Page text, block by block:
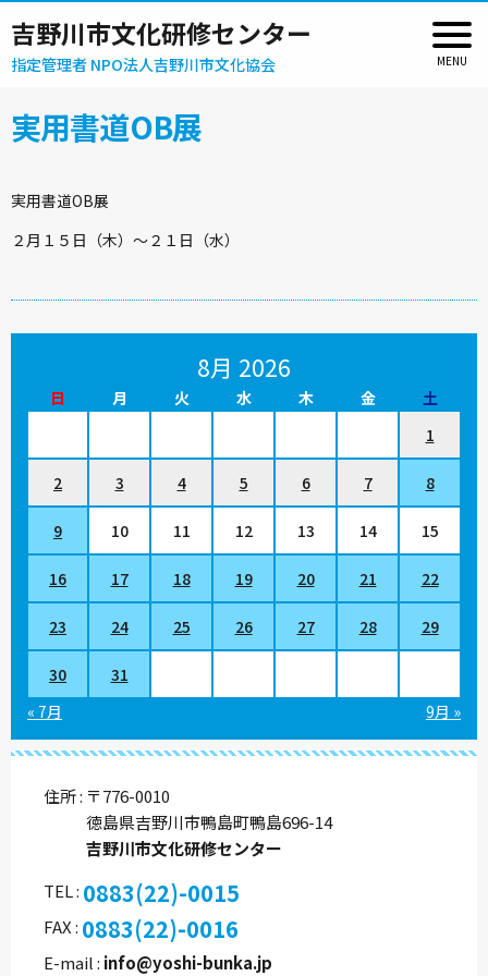
吉野川市文化研修センター
指定管理者 NPO法人吉野川市文化協会
実用書道OB展
実用書道OB展
２月１５日（木）～２１日（水）
8月 2026
日 月 火 水 木 金
土
1
2 3 4 5 6 7 8
9 10 11 12 13 14 15
16 17 18 19 20 21 22
23 24 25 26 27 28 29
30
31
« 7月
9月 »
住所 〒776-0010
徳島県吉野川市鴨島町鴨島696-14
吉野川市文化研修センター
TEL 0883(22)-0015
FAX 0883(22)-0016
E-mail info@yoshi-bunka.jp